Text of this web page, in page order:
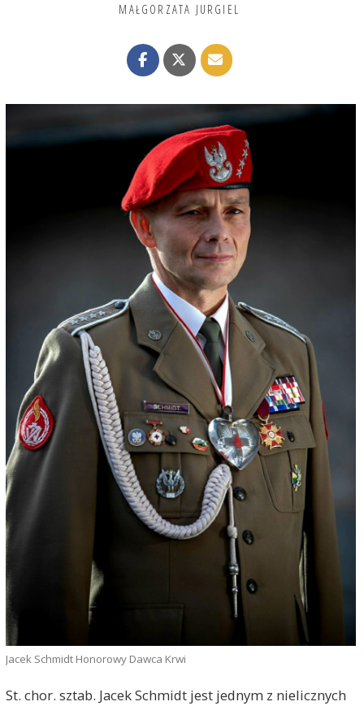
MAŁGORZATA JURGIEL
Jacek Schmidt Honorowy Dawca Krwi
St. chor. sztab. Jacek Schmidt jest jednym z nielicznych